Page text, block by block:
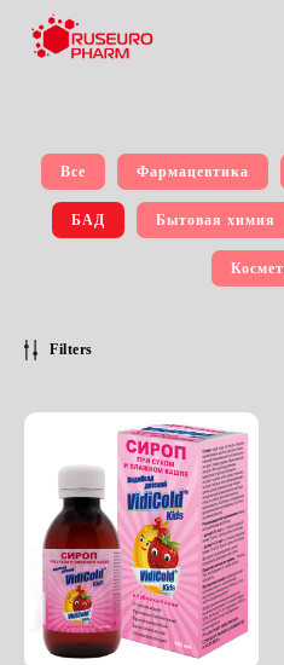
Все Фармацевтика
БАД Бытовая химия
Filters